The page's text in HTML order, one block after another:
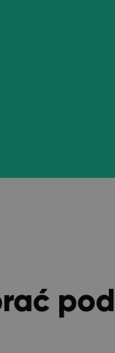
pod